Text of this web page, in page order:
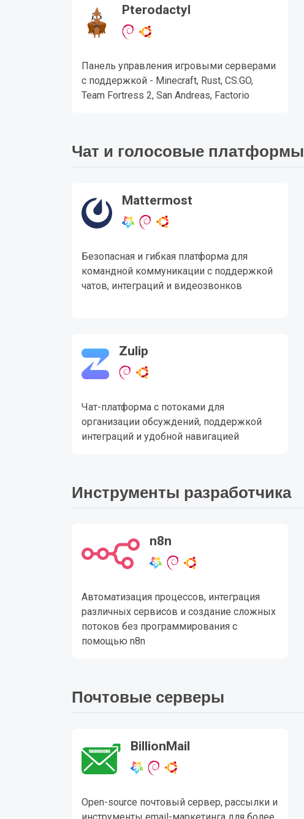
Pterodactyl
Панель управления игровыми серверами
с поддержкой - Minecraft, Rust, CS:GO,
Team Fortress 2, San Andreas, Factorio
Чат и голосовые платформы
Mattermost
Безопасная и гибкая платформа для
командной коммуникации с поддержкой
чатов, интеграций и видеозвонков
Zulip
Чат-платформа с потоками для
организации обсуждений, поддержкой
интеграций и удобной навигацией
Инструменты разработчика
n8n
Автоматизация процессов, интеграция
различных сервисов и создание сложных
потоков без программирования с
помощью n8n
Почтовые серверы
BillionMail
Open-source почтовый сервер, рассылки и